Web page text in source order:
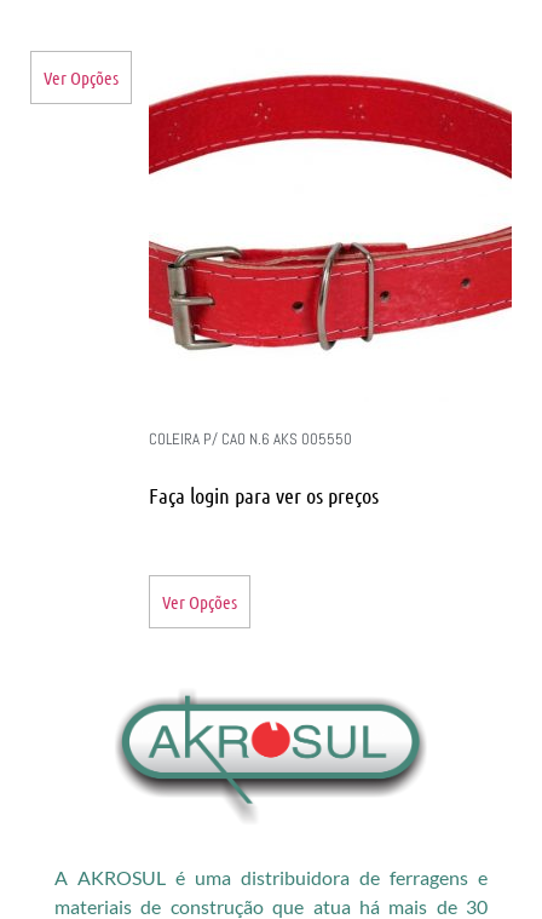
Ver Opções
COLEIRA P/ CAO N.6 AKS 005550
Faça login para ver os preços
Ver Opções
A AKROSUL é uma distribuidora de ferragens e
materiais de construção que atua há mais de 30